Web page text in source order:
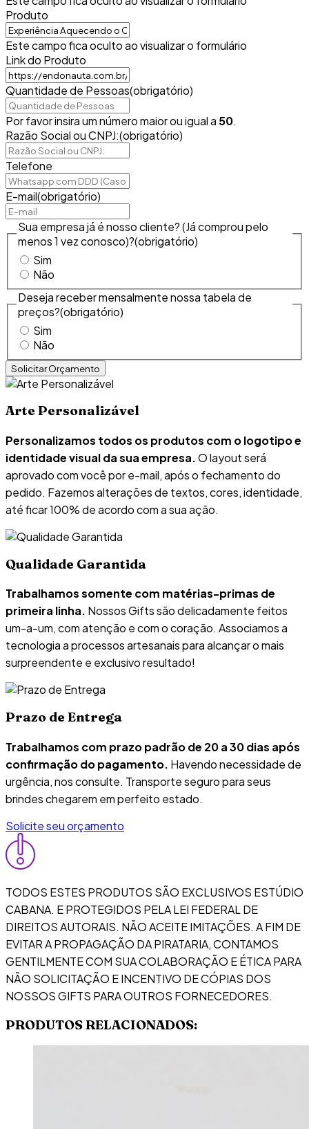
Produto
Este campo fica oculto ao visualizar o formulário
Link do Produto
Quantidade de Pessoas(obrigatório)
Por favor insira um número maior ou igual a 50.
Razão Social ou CNPJ:(obrigatório)
Telefone
E-mail(obrigatório)
Sua empresa já é nosso cliente? (Já comprou pelo
menos 1 vez conosco)?(obrigatório)
Sim
Não
Deseja receber mensalmente nossa tabela de
preços?(obrigatório)
Sim
Não
Arte Personalizável
Personalizamos todos os produtos com o logotipo e
identidade visual da sua empresa.O layout será
aprovado com você por e-mail, após o fechamento do
pedido. Fazemos alterações de textos, cores, identidade,
até ficar 100% de acordo com a sua ação.
Qualidade Garantida
Trabalhamos somente com matérias-primas de
primeira linha. Nossos Gifts são delicadamente feitos
um-a-um, com atenção e com o coração. Associamos a
tecnologia a processos artesanais para alcançar o mais
surpreendente e exclusivo resultado!
Prazo de Entrega
Trabalhamos com prazo padrão de 20 a 30 dias após
confirmação do pagamento. Havendo necessidade de
urgência, nos consulte. Transporte seguro para seus
brindes chegarem em perfeito estado.
Solicite seu orçamento
TODOS ESTES PRODUTOS SÃO EXCLUSIVOS ESTÚDIO
CABANA. E PROTEGIDOS PELA LEI FEDERAL DE
DIREITOS AUTORAIS. NÃO ACEITE IMITAÇÕES. A FIM DE
EVITAR A PROPAGAÇÃO DA PIRATARIA, CONTAMOS
GENTILMENTE COM SUA COLABORAÇÃO E ÉTICA PARA
NÃO SOLICITAÇÃO E INCENTIVO DE CÓPIAS DOS
NOSSOS GIFTS PARA OUTROS FORNECEDORES.
PRODUTOS RELACIONADOS: